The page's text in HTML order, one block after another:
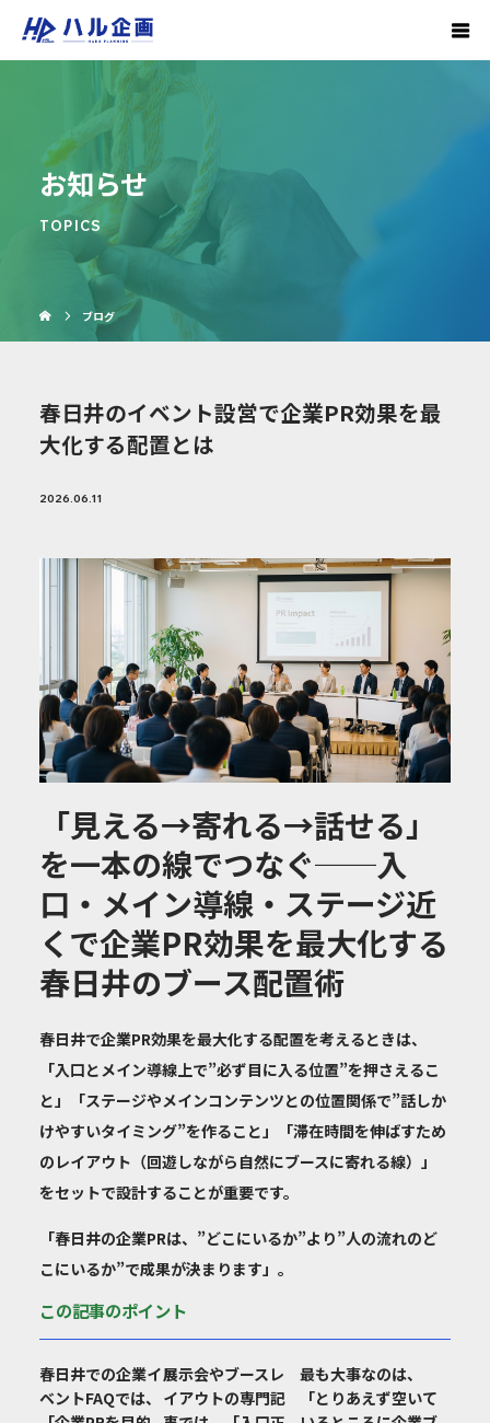
お知らせ
TOPICS
ブログ
春日井のイベント設営で企業PR効果を最
大化する配置とは
2026.06.11
「見える→寄れる→話せる」
を一本の線でつなぐ──入
口・メイン導線・ステージ近
くで企業PR効果を最大化する
春日井のブース配置術
春日井で企業PR効果を最大化する配置を考えるときは、
「入口とメイン導線上で”必ず目に入る位置”を押さえるこ
と」「ステージやメインコンテンツとの位置関係で”話しか
けやすいタイミング”を作ること」「滞在時間を伸ばすため
のレイアウト（回遊しながら自然にブースに寄れる線）」
をセットで設計することが重要です。
「春日井の企業PRは、”どこにいるか”より”人の流れのど
こにいるか”で成果が決まります」。
この記事のポイント
春日井での企業イ
ベントFAQでは、
展示会やブースレ
イアウトの専門記
最も大事なのは、
「とりあえず空いて